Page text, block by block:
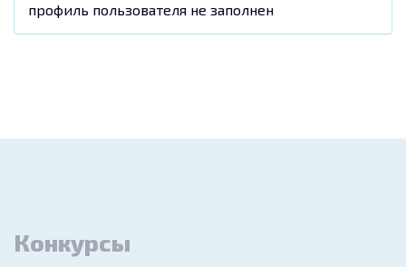
профиль пользователя не заполнен
Конкурсы